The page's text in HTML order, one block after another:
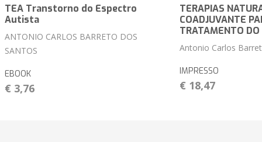
TEA Transtorno do Espectro
Autista
ANTONIO CARLOS BARRETO DOS
SANTOS
EBOOK
€ 3,76
TERAPIAS
COADJUVANTE
TRATAMENTO DO
Antonio Carlos
IMPRESSO
€ 18,47